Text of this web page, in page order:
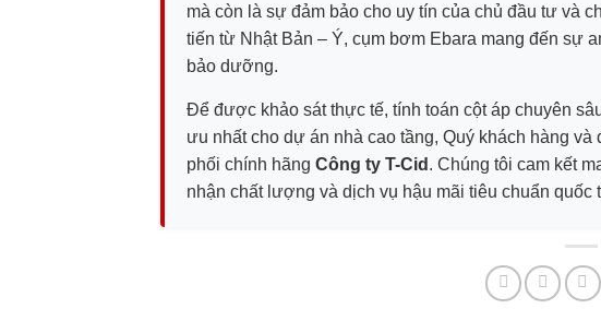
mà còn là sự đảm bảo cho uy tín của chủ đầu tư và
tiến từ Nhật Bản – Ý, cụm bơm Ebara mang đến sự
bảo dưỡng.
Để được khảo sát thực tế, tính toán cột áp chuyên
ưu nhất cho dự án nhà cao tầng, Quý khách hàng
phối chính hãng Công ty T-Cid . Chúng tôi cam kết
nhận chất lượng và dịch vụ hậu mãi tiêu chuẩn quốc